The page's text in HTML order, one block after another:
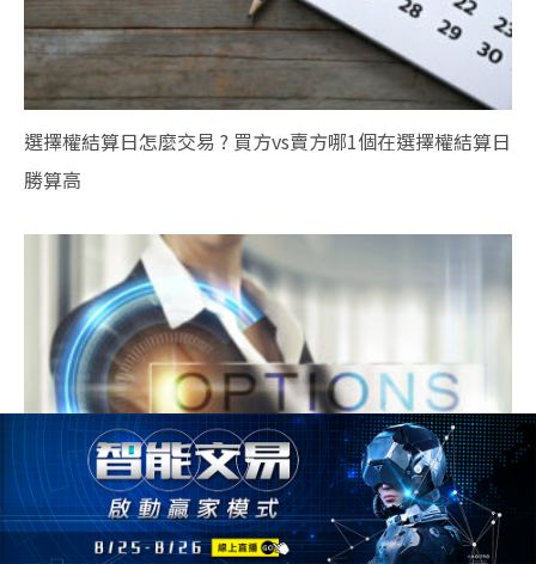
選擇權結算日怎麼交易 ? 買方vs賣方哪1個在選擇權結算日
勝算高